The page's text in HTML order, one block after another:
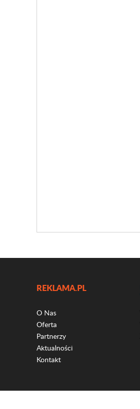
REKLAMA.PL
O Nas
Oferta
Partnerzy
Aktualności
Kontakt